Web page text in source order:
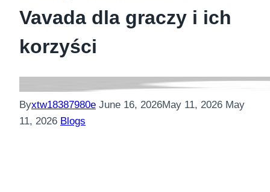
Vavada dla graczy i ich
korzyści
Byxtw18387980e June 16, 2026May 11, 2026 May
11, 2026 Blogs